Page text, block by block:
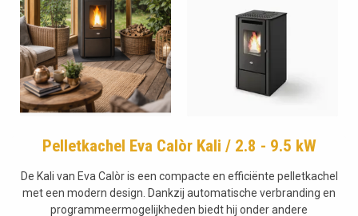
Pelletkachel Eva Calòr Kali / 2.8 - 9.5 kW
De Kali van Eva Calòr is een compacte en efficiënte pelletkachel
met een modern design. Dankzij automatische verbranding en
programmeermogelijkheden biedt hij onder andere